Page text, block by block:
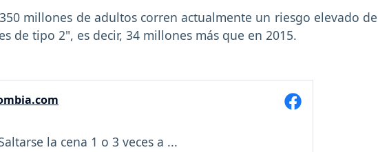
millones de adultos corren actualmente un riesgo elevado de
de tipo 2", es decir, 34 millones más que en 2015.
la cena 1 o 3 veces a ...